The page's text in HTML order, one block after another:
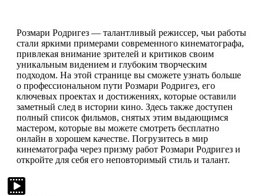
Розмари Родригез — талантливый режиссер, чьи работы
стали яркими примерами современного кинематографа,
привлекая внимание зрителей и критиков своим
уникальным видением и глубоким творческим
подходом. На этой странице вы сможете узнать больше
о профессиональном пути Розмари Родригез, его
ключевых проектах и достижениях, которые оставили
заметный след в истории кино. Здесь также доступен
полный список фильмов, снятых этим выдающимся
мастером, которые вы можете смотреть бесплатно
онлайн в хорошем качестве. Погрузитесь в мир
кинематографа через призму работ Розмари Родригез и
откройте для себя его неповторимый стиль и талант.